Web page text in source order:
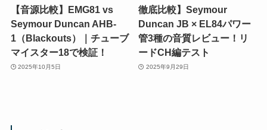
【音源比較】EMG81 vs
Seymour Duncan AHB-
1（Blackouts）｜チューブ
マイスター18で検証！
2025年10月5日
徹底比較】Seymour
Duncan JB × EL84パワー
管3種の音質レビュー！リ
ードCH編テスト
2025年9月29日